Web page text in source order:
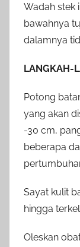
Wadah stek
bawahnya
dalamnya
LANGKAH-
Potong
yang akan
-30 cm,
beberapa
Sayat kulit
hingga
Oleskan